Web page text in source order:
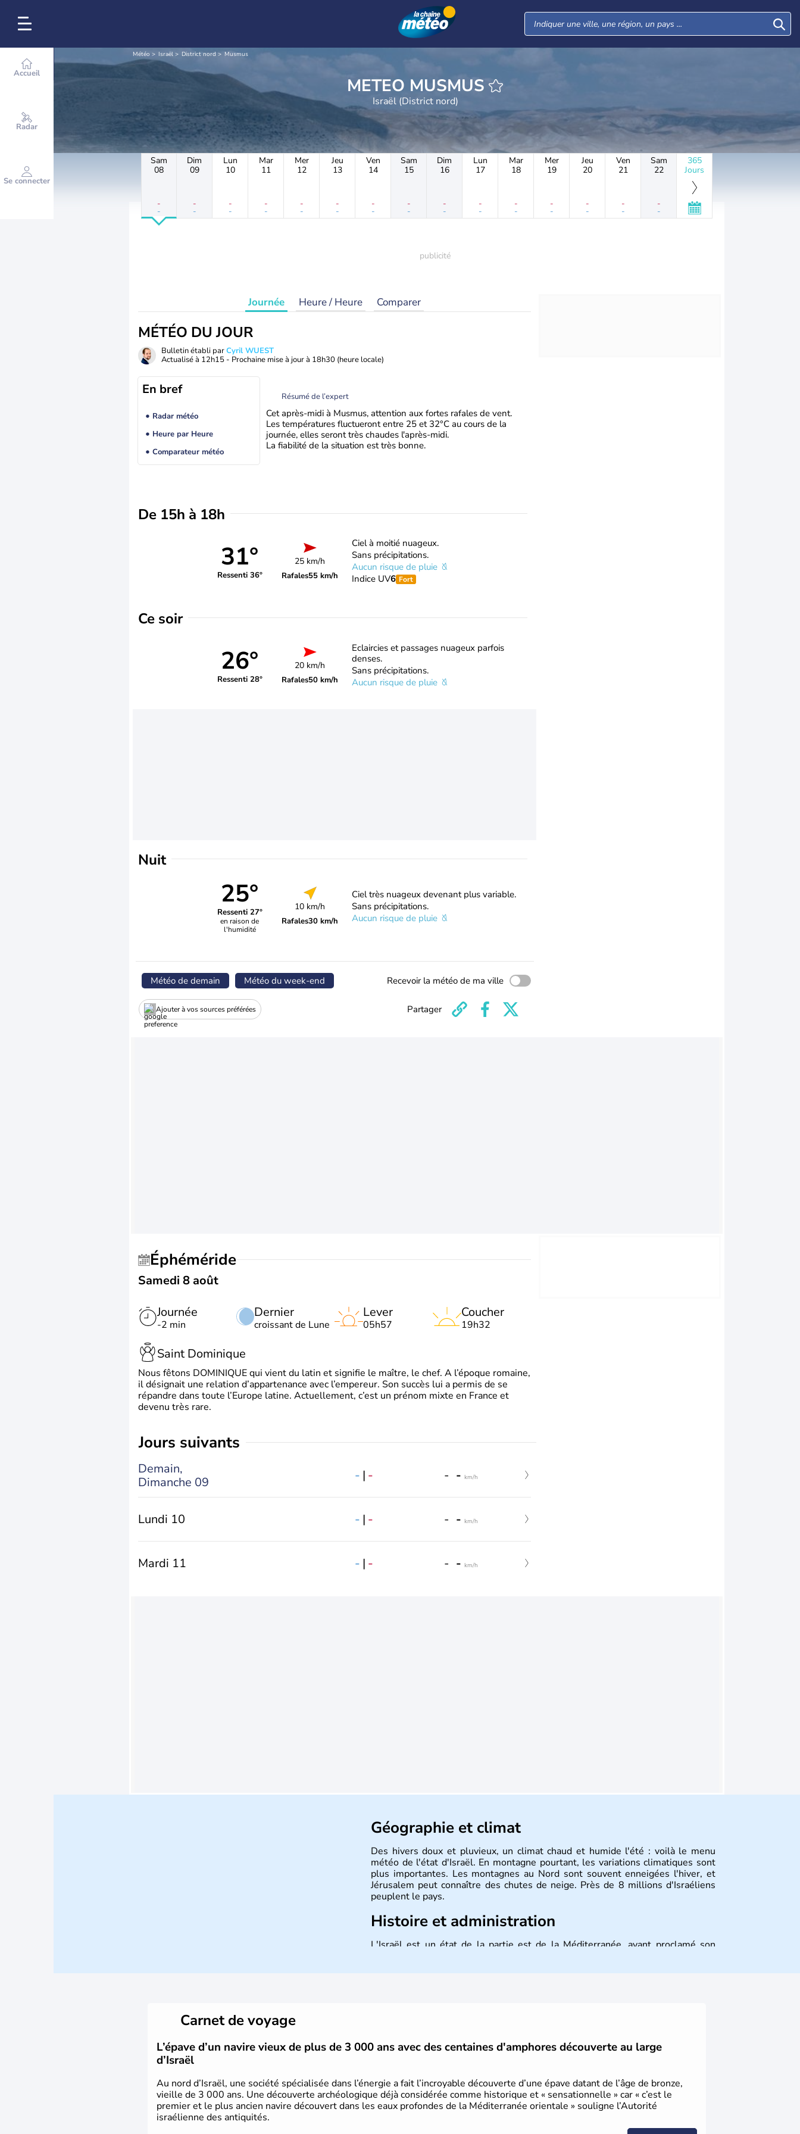
Accueil
Radar
Se connecter
Météo Israël District nord Musmus
METEO MUSMUS
Israël (District nord)
Sam
08
-
-
Dim
09
-
-
Lun
10
-
-
Mar
11
-
-
Mer
12
-
-
Jeu
13
-
-
Ven
14
-
-
Sam
15
-
-
Dim
16
-
-
Lun
17
-
-
Mar
18
-
-
Mer
19
-
-
Jeu
20
-
-
Ven
21
-
-
Sam
22
-
-
365
Jours
Journée Heure / Heure Comparer
MÉTÉO DU JOUR
Bulletin établi parCyril WUEST
Actualisé à 12h15 - Prochaine mise à jour à 18h30 (heure locale)
En bref
Radar météo
Heure par Heure
Comparateur météo
Résumé de l’expert
Cet après-midi à Musmus, attention aux fortes rafales de vent.
Les températures fluctueront entre 25 et 32°C au cours de la
journée, elles seront très chaudes l'après-midi.
La fiabilité de la situation est très bonne.
De 15h à 18h
31°
Ressenti 36°
25 km/h
Rafales55 km/h
Ciel à moitié nuageux.
Sans précipitations.
Aucun risque de pluie
Indice UV6 Fort
Ce soir
26°
Ressenti 28°
20 km/h
Rafales50 km/h
Eclaircies et passages nuageux parfois
denses.
Sans précipitations.
Aucun risque de pluie
Nuit
25°
Ressenti 27°
en raison de
l'humidité
10 km/h
Rafales30 km/h
Ciel très nuageux devenant plus variable.
Sans précipitations.
Aucun risque de pluie
Météo de demain Météo du week-end Recevoir la météo de ma ville
Ajouter à vos sources préférées Partager
Éphéméride
Samedi 8 août
Journée
-2 min
Dernier
croissant de Lune
Lever
05h57
Coucher
19h32
Saint Dominique
Nous fêtons DOMINIQUE qui vient du latin et signifie le maître, le chef. A l’époque romaine,
il désignait une relation d’appartenance avec l’empereur. Son succès lui a permis de se
répandre dans toute l’Europe latine. Actuellement, c’est un prénom mixte en France et
devenu très rare.
jours suivants
Demain,
Dimanche 09
- | - - - km/h
Lundi 10 - | - - - km/h
Mardi 11 - | - - - km/h
Géographie et climat
Des hivers doux et pluvieux, un climat chaud et humide l'été : voilà le menu
météo de l'état d'Israël. En montagne pourtant, les variations climatiques sont
plus importantes. Les montagnes au Nord sont souvent enneigées l'hiver, et
Jérusalem peut connaître des chutes de neige. Près de 8 millions d'Israéliens
peuplent le pays.
Histoire et administration
L'Israël est un état de la partie est de la Méditerranée, ayant proclamé son
Carnet de voyage
L’épave d’un navire vieux de plus de 3 000 ans avec des centaines d'amphores découverte au large
d’Israël
Au nord d’Israël, une société spécialisée dans l’énergie a fait l’incroyable découverte d’une épave datant de l’âge de bronze,
vieille de 3 000 ans. Une découverte archéologique déjà considérée comme historique et « sensationnelle » car « c’est le
premier et le plus ancien navire découvert dans les eaux profondes de la Méditerranée orientale » souligne l’Autorité
israélienne des antiquités.